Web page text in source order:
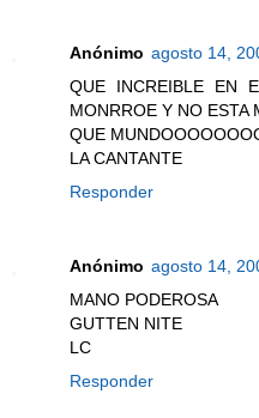
Anónimo agosto 14,
QUE INCREIBLE EN
MONRROE Y NO ESTA
QUE
LA CANTANTE
Responder
Anónimo agosto 14,
MANO PODEROSA
GUTTEN NITE
LC
Responder